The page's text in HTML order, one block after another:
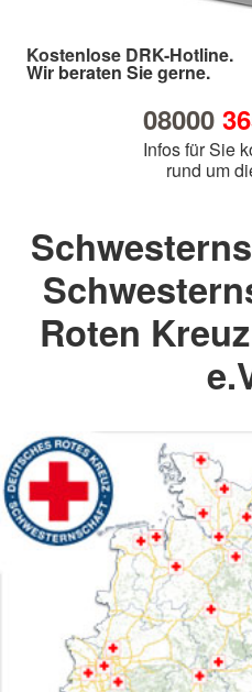
Kostenlose DRK-Hotline.
Wir beraten Sie gerne.
08000
Infos für Sie
rund um
Roten